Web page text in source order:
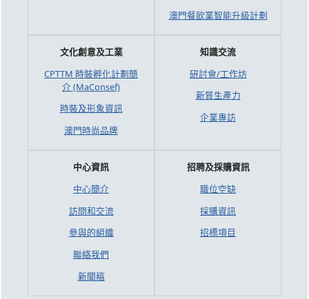
澳門餐飲業智能升級計劃
文化創意及工業
CPTTM 時裝孵化計劃簡
介 (MaConsef)
時裝及形象資訊
澳門時尚品牌
知識交流
研討會/工作坊
新質生產力
企業專訪
中心資訊
中心簡介
訪問和交流
參與的組織
聯絡我們
新聞稿
招聘及採購資訊
職位空缺
採購資訊
招標項目